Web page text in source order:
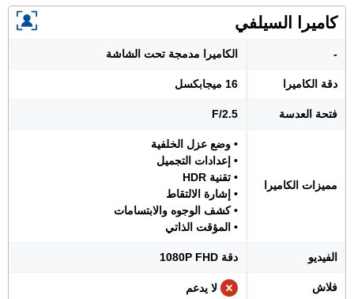
كاميرا السيلفي
- الكاميرا مدمجة تحت الشاشة
دقة الكاميرا 16 ميجابكسل
فتحة العدسة F/2.5
مميزات الكاميرا
• وضع عزل الخلفية
• إعدادات التجميل
• تقنية HDR
• إشارة الالتقاط
• كشف الوجوه والابتسامات
• المؤقت الذاتي
الفيديو دقة 1080P FHD
فلاش لا يدعم